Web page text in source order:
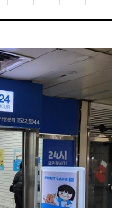
이
U
R
L
복
N
공
유
하
기
자
기
크
게
변
경
하
기
자
기
작
변
경
하
기